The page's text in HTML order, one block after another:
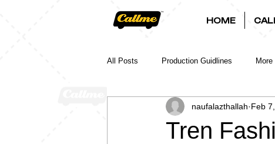
HOME
All Posts Production Guidlines
Tren
naufalazthallah Feb